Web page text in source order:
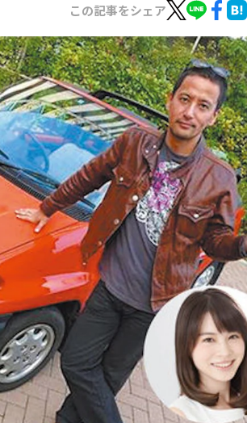
この記事をシェア